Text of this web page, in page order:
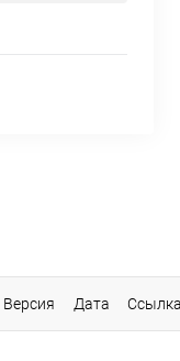
Версия Дата